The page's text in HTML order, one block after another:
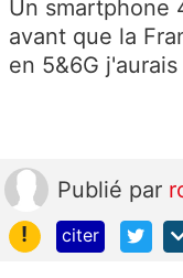
Un smartphone
avant que la
en 5&6G
Publié par
!
citer